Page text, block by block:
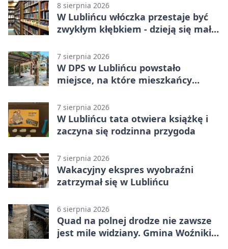
8 sierpnia 2026
W Lublińcu włóczka przestaje być
zwykłym kłębkiem - dzieją się małe
7 sierpnia 2026
W DPS w Lublińcu powstało
miejsce, na które mieszkańcy
7 sierpnia 2026
W Lublińcu tata otwiera książkę i
zaczyna się rodzinna przygoda
7 sierpnia 2026
Wakacyjny ekspres wyobraźni
zatrzymał się w Lublińcu
6 sierpnia 2026
Quad na polnej drodze nie zawsze
jest mile widziany. Gmina Woźniki